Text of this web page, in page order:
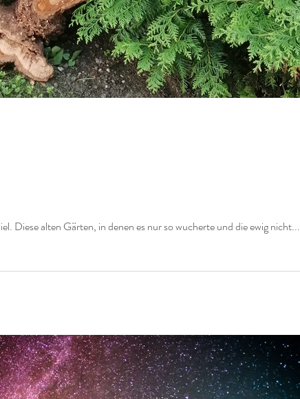
Diese alten Gärten, in denen es nur so wucherte und die ewig nicht...